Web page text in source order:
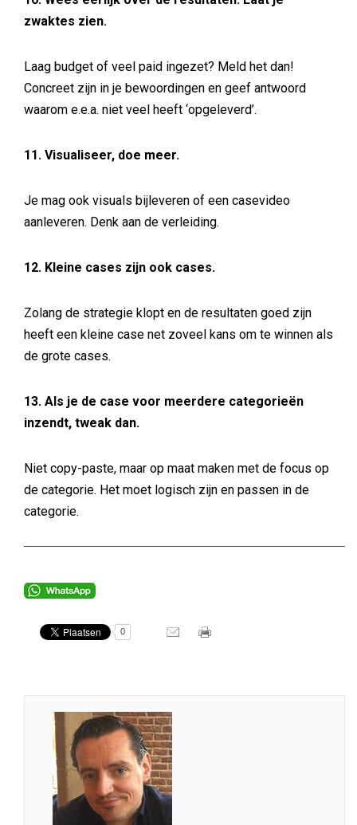
zwaktes zien.
Laag budget of veel paid ingezet? Meld het dan!
Concreet zijn in je bewoordingen en geef antwoord
waarom e.e.a. niet veel heeft ‘opgeleverd’.
11. Visualiseer, doe meer.
Je mag ook visuals bijleveren of een casevideo
aanleveren. Denk aan de verleiding.
12. Kleine cases zijn ook cases.
Zolang de strategie klopt en de resultaten goed zijn
heeft een kleine case net zoveel kans om te winnen als
de grote cases.
13. Als je de case voor meerdere categorieën
inzendt, tweak dan.
Niet copy-paste, maar op maat maken met de focus op
de categorie. Het moet logisch zijn en passen in de
categorie.
0